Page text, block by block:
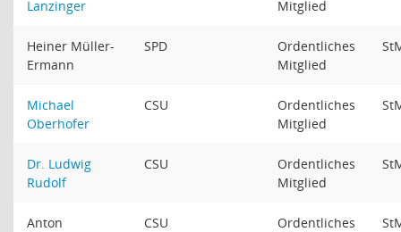
Lanzinger
Mitglied
Heiner Müller-
Ermann
SPD
Ordentliches
Mitglied
Michael
Oberhofer
CSU
Ordentliches
Mitglied
Dr. Ludwig
Rudolf
CSU
Ordentliches
Mitglied
Anton
CSU
Ordentliches